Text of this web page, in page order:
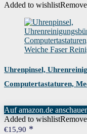
Added to wishlist
Uhrenpinsel,
Computertastaturen,
Auf amazon.de
Added to wishlist
€15,90